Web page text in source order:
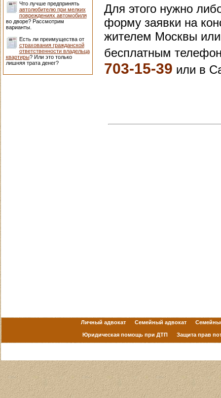
Что лучше предпринять
автолюбителю при мелких
повреждениях автомобиля
во дворе? Рассмотрим
варианты.
Есть ли преимущества от
страхования гражданской
ответственности владельца
квартиры? Или это только
лишняя трата денег?
Для этого нужно
форму заявки на
жителем Москвы или
бесплатным
703-15-39 или в
Личный адвокат Семейный адвокат
Юридическая помощь при ДТП Защита прав